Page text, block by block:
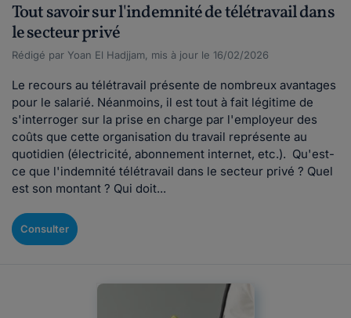
Tout savoir sur l'indemnité de télétravail dans
le secteur privé
Rédigé par Yoan El Hadjjam, mis à jour le 16/02/2026
Le recours au télétravail présente de nombreux avantages
pour le salarié. Néanmoins, il est tout à fait légitime de
s'interroger sur la prise en charge par l'employeur des
coûts que cette organisation du travail représente au
quotidien (électricité, abonnement internet, etc.). Qu'est-
ce que l'indemnité télétravail dans le secteur privé ? Quel
est son montant ? Qui doit...
Consulter